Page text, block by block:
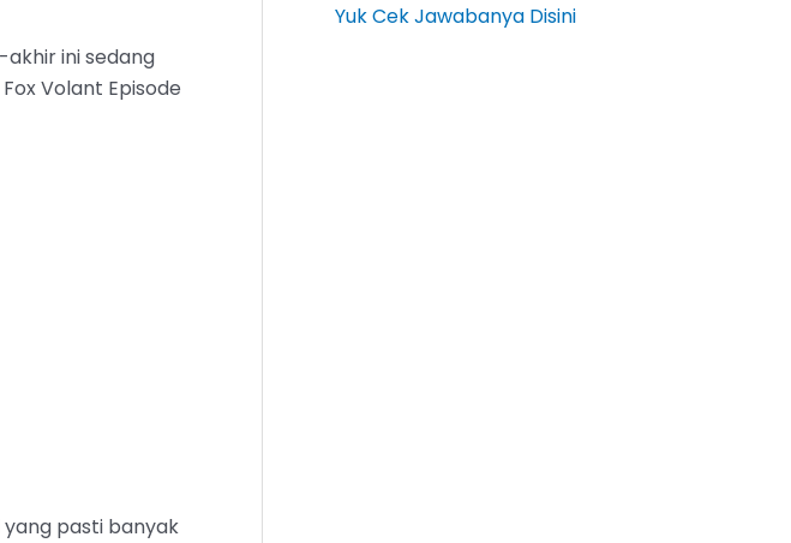
akhir ini sedang
Volant Episode
yang pasti banyak
Yuk Cek Jawabanya Disini